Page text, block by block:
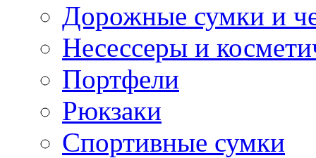
Дорожные сумки и
Несессеры и
Портфели
Рюкзаки
Спортивные сумки